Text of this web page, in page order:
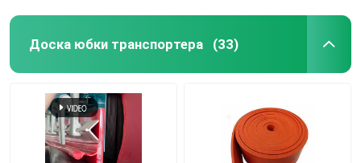
Доска юбки транспортера (33)